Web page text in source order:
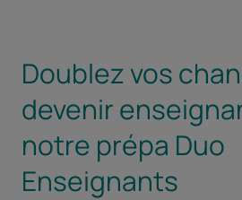
Doublez vos
devenir
notre prépa Duo
Enseignants